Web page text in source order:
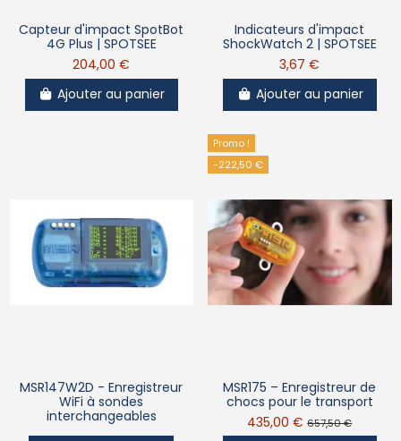
Capteur d'impact SpotBot
4G Plus | SPOTSEE
204,00 €
Ajouter au panier
Indicateurs d'impact
ShockWatch 2 | SPOTSEE
3,67 €
Ajouter au panier
MSR147W2D - Enregistreur
WiFi à sondes
interchangeables
Promo !
-222,50 €
MSR175 – Enregistreur de
chocs pour le transport
435,00 €657,50 €